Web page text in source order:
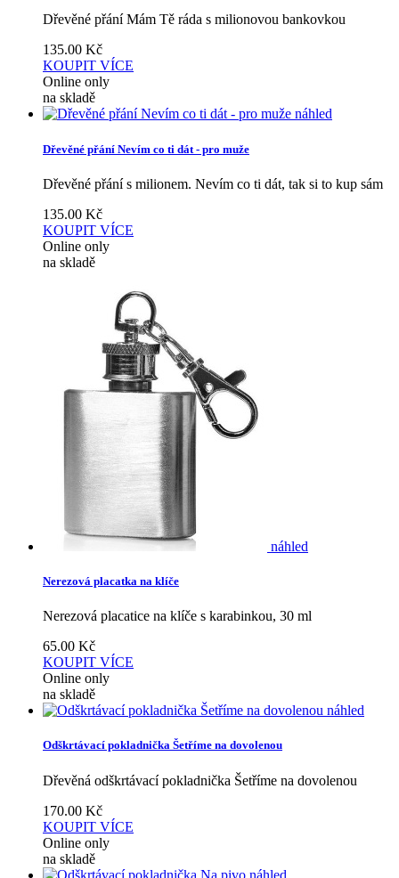
Dřevěné přání Mám Tě ráda s milionovou bankovkou
135.00 Kč
KOUPIT VÍCE
Online only
na skladě
náhled
Dřevěné přání Nevím co ti dát - pro muže
Dřevěné přání s milionem. Nevím co ti dát, tak si to kup sám
135.00 Kč
KOUPIT VÍCE
Online only
na skladě
náhled
Nerezová placatka na klíče
Nerezová placatice na klíče s karabinkou, 30 ml
65.00 Kč
KOUPIT VÍCE
Online only
na skladě
náhled
Odškrtávací pokladnička Šetříme na dovolenou
Dřevěná odškrtávací pokladnička Šetříme na dovolenou
170.00 Kč
KOUPIT VÍCE
Online only
na skladě
náhled